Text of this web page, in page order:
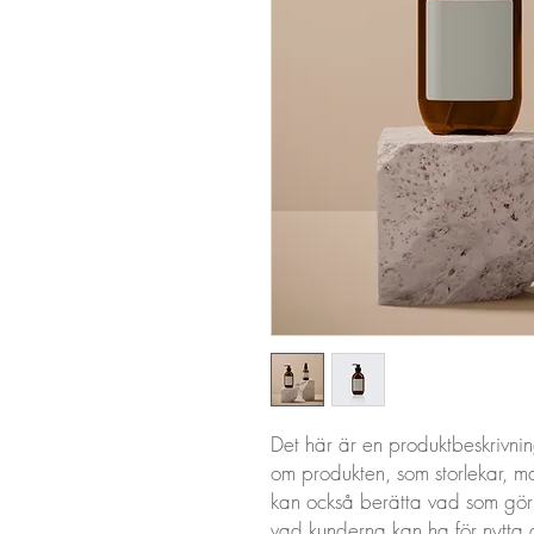
Det här är en
om produkten, som storlekar,
kan också berätta vad som